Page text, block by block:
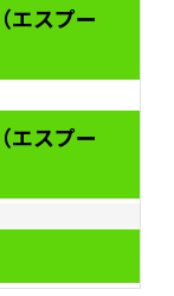
エスプー
エスプー